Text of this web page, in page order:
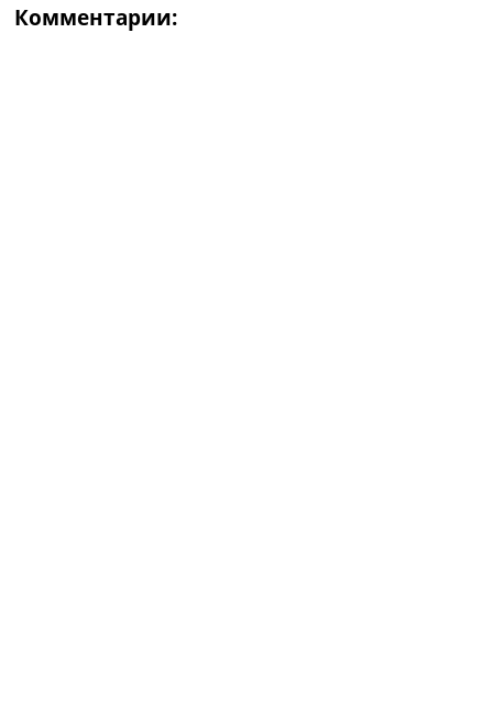
Комментарии: